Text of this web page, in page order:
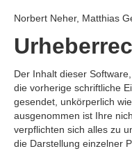
Norbert Neher, Matthias
Der Inhalt dieser
die vorherige schriftliche
gesendet, unkörperlich
ausgenommen ist Ihre
verpflichten sich alles zu
die Darstellung einzelner